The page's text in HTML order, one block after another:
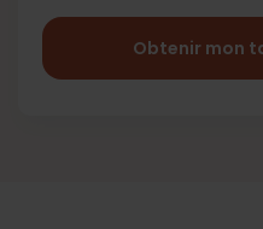
Obtenir mon